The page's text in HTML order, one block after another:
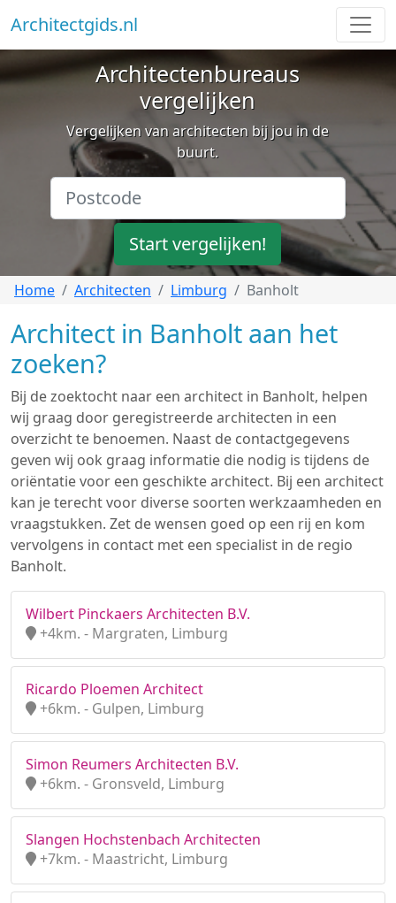
Architectgids.nl
Architectenbureaus
vergelijken
Vergelijken van architecten bij jou in de
buurt.
Start vergelijken!
Home Architecten Limburg Banholt
Architect in Banholt aan het
zoeken?
Bij de zoektocht naar een architect in Banholt, helpen
wij graag door geregistreerde architecten in een
overzicht te benoemen. Naast de contactgegevens
geven wij ook graag informatie die nodig is tijdens de
oriëntatie voor een geschikte architect. Bij een architect
kan je terecht voor diverse soorten werkzaamheden en
vraagstukken. Zet de wensen goed op een rij en kom
vervolgens in contact met een specialist in de regio
Banholt.
Wilbert Pinckaers Architecten B.V.
+4km. - Margraten, Limburg
Ricardo Ploemen Architect
+6km. - Gulpen, Limburg
Simon Reumers Architecten B.V.
+6km. - Gronsveld, Limburg
Slangen Hochstenbach Architecten
+7km. - Maastricht, Limburg